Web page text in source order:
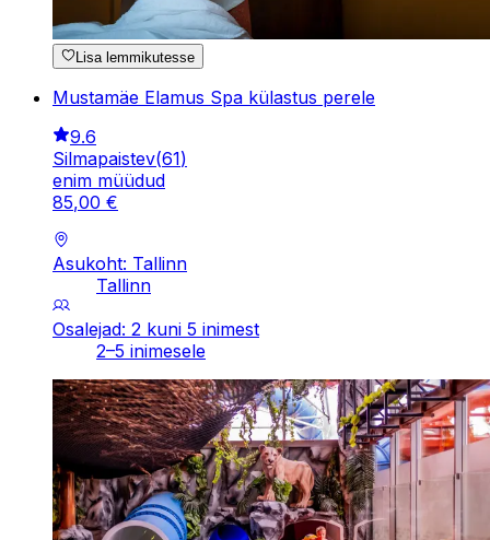
Lisa lemmikutesse
Mustamäe Elamus Spa külastus perele
9.6
Silmapaistev(61)
enim müüdud
85,00 €
Asukoht: Tallinn
Tallinn
Osalejad: 2 kuni 5 inimest
2–5 inimesele